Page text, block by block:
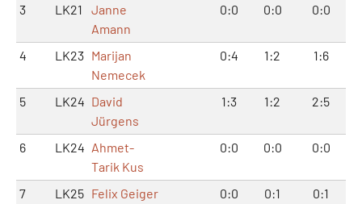
3 LK21
Janne
Amann
0:0 0:0 0:0
4 LK23 Marijan
Nemecek
0:4 1:2 1:6
5 LK24 David
Jürgens
1:3 1:2 2:5
6 LK24 Ahmet-
Tarik Kus
0:0 0:0 0:0
7 LK25 Felix Geiger 0:0 0:1
0:1